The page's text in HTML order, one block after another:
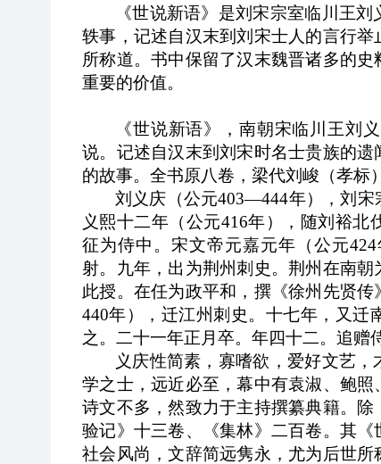
《世说新语》是刘宋宗室临川王
轶事，记述自汉末到刘宋士人的言行
所称道。书中保留了汉末魏晋诸多的
重要的价值。
《世说新语》，南朝宋临川王刘
说。记述自汉末到刘宋时名士贵族的
的故事。全书原八卷，梁代刘峻（孝标
刘义庆（公元403—444年），刘宋
义熙十二年（公元416年），随刘裕北
征为侍中。宋文帝元嘉元年（公元
射。九年，出为荆州刺史。荆州在南
此授。在任为政平和，撰《徐州先贤
440年），迁江州刺史。十七年，又迁
之。二十一年正月卒。年四十二。追赠
义庆性简素，寡嗜欲，爱好文艺
学之士，远近必至，幕中有袁淑、鲍
诗文不多，然致力于主持撰纂典籍。
验记》十三卷、《集林》二百卷。其
社会风尚，文辞简远隽永，尤为后世所